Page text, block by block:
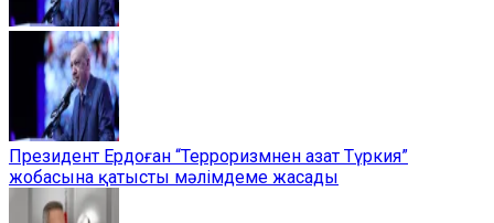
Президент Ердоған “Терроризмнен азат Түркия”
жобасына қатысты мәлімдеме жасады